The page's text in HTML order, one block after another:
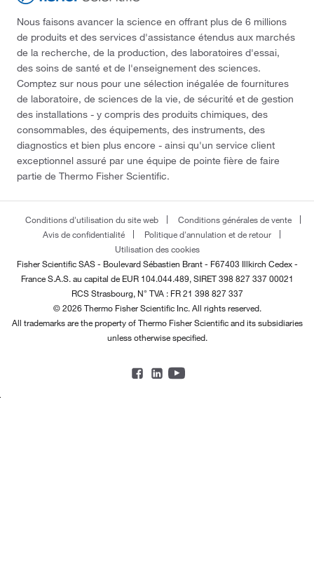
Nous faisons avancer la science en offrant plus de 6 millions
de produits et des services d'assistance étendus aux marchés
de la recherche, de la production, des laboratoires d'essai,
des soins de santé et de l'enseignement des sciences.
Comptez sur nous pour une sélection inégalée de fournitures
de laboratoire, de sciences de la vie, de sécurité et de gestion
des installations - y compris des produits chimiques, des
consommables, des équipements, des instruments, des
diagnostics et bien plus encore - ainsi qu'un service client
exceptionnel assuré par une équipe de pointe fière de faire
partie de Thermo Fisher Scientific.
Conditions d'utilisation du site web
Conditions générales de vente
Avis de confidentialité
Politique d'annulation et de retour
Utilisation des cookies
Fisher Scientific SAS - Boulevard Sébastien Brant - F67403 Illkirch Cedex -
FranceS.A.S. au capital de EUR 104.044.489, SIRET 398 827 337 00021
RCS Strasbourg, N° TVA : FR 21 398 827 337
© 2026 Thermo Fisher Scientific Inc. All rights reserved.
All trademarks are the property of Thermo Fisher Scientific and its subsidiaries
unless otherwise specified.